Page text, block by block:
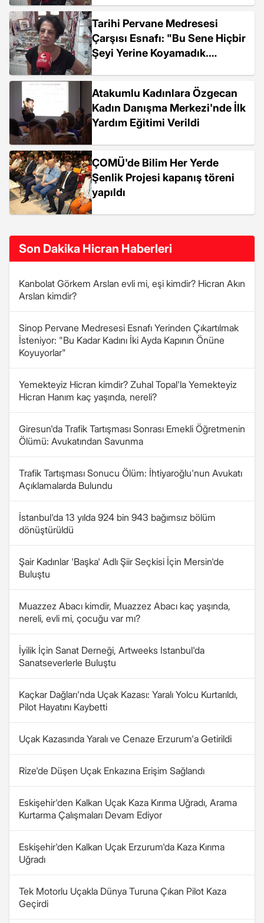
Oturtamadık"
Tarihi Pervane Medresesi
Çarşısı Esnafı: "Bu Sene Hiçbir
Şeyi Yerine Koyamadık.
Oturtamadık"
Atakumlu Kadınlara Özgecan
Kadın Danışma Merkezi'nde İlk
Yardım Eğitimi Verildi
ÇOMÜ'de Bilim Her Yerde
Şenlik Projesi kapanış töreni
yapıldı
Son Dakika Hicran Haberleri
Kanbolat Görkem Arslan evli mi, eşi kimdir? Hicran Akın
Arslan kimdir?
Sinop Pervane Medresesi Esnafı Yerinden Çıkartılmak
İsteniyor: "Bu Kadar Kadını İki Ayda Kapının Önüne
Koyuyorlar"
Yemekteyiz Hicran kimdir? Zuhal Topal'la Yemekteyiz
Hicran Hanım kaç yaşında, nereli?
Giresun'da Trafik Tartışması Sonrası Emekli Öğretmenin
Ölümü: Avukatından Savunma
Trafik Tartışması Sonucu Ölüm: İhtiyaroğlu'nun Avukatı
Açıklamalarda Bulundu
İstanbul'da 13 yılda 924 bin 943 bağımsız bölüm
dönüştürüldü
Şair Kadınlar 'Başka' Adlı Şiir Seçkisi İçin Mersin'de
Buluştu
Muazzez Abacı kimdir, Muazzez Abacı kaç yaşında,
nereli, evli mi, çocuğu var mı?
İyilik İçin Sanat Derneği, Artweeks Istanbul'da
Sanatseverlerle Buluştu
Kaçkar Dağları'nda Uçak Kazası: Yaralı Yolcu Kurtarıldı,
Pilot Hayatını Kaybetti
Uçak Kazasında Yaralı ve Cenaze Erzurum'a Getirildi
Rize'de Düşen Uçak Enkazına Erişim Sağlandı
Eskişehir'den Kalkan Uçak Kaza Kırıma Uğradı, Arama
Kurtarma Çalışmaları Devam Ediyor
Eskişehir'den Kalkan Uçak Erzurum'da Kaza Kırıma
Uğradı
Tek Motorlu Uçakla Dünya Turuna Çıkan Pilot Kaza
Geçirdi